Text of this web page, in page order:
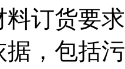
订货要
据，包括